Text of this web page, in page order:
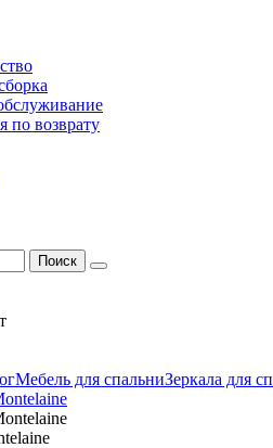
по возврату
Мебель для спальниЗеркала для